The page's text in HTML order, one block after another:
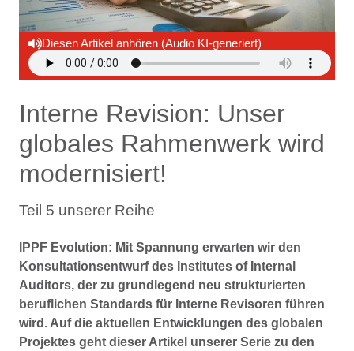
Diesen Artikel anhören (Audio KI-generiert)
Interne Revision: Unser
globales Rahmenwerk wird
modernisiert!
Teil 5 unserer Reihe
IPPF Evolution: Mit Spannung erwarten wir den
Konsultationsentwurf des Institutes of Internal
Auditors, der zu grundlegend neu strukturierten
beruflichen Standards für Interne Revisoren führen
wird. Auf die aktuellen Entwicklungen des globalen
Projektes geht dieser Artikel unserer Serie zu den